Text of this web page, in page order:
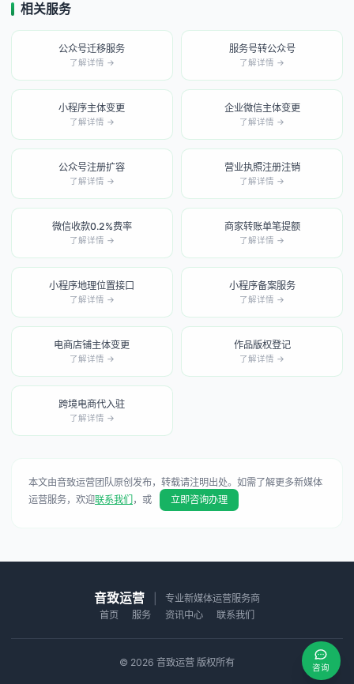
相关服务
公众号迁移服务
了解详情 →
服务号转公众号
了解详情 →
小程序主体变更
了解详情 →
企业微信主体变更
了解详情 →
公众号注册扩容
了解详情 →
营业执照注册注销
了解详情 →
微信收款0.2%费率
了解详情 →
商家转账单笔提额
了解详情 →
小程序地理位置接口
了解详情 →
小程序备案服务
了解详情 →
电商店铺主体变更
了解详情 →
作品版权登记
了解详情 →
跨境电商代入驻
了解详情 →
本文由音致运营团队原创发布，转载请注明出处。如需了解更多新媒体
运营服务，欢迎联系我们 ，或 立即咨询办理
音致运营
专业新媒体运营服务商
首页
服务 资讯中心 联系我们
© 2026 音致运营 版权所有
咨询